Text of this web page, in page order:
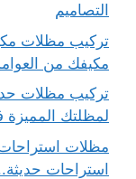
التصاميم
تركيب مظلات
مكيفك من العوامل
لمظلتك المميزة
مظلات